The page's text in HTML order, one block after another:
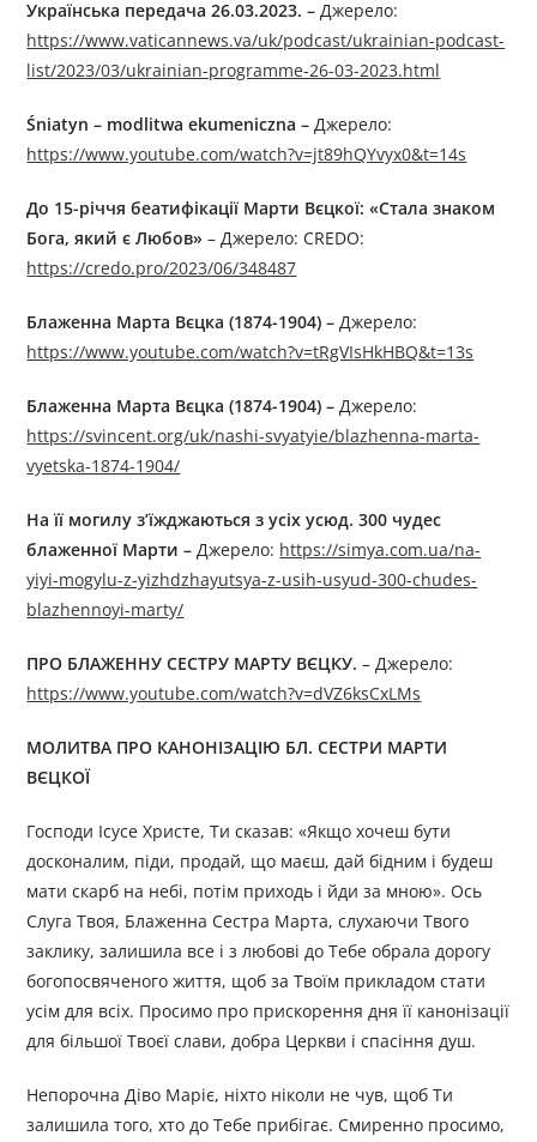
Українська передача 26.03.2023. – Джерелo:
https://www.vaticannews.va/uk/podcast/ukrainian-podcast-
list/2023/03/ukrainian-programme-26-03-2023.html
Śniatyn – modlitwa ekumeniczna –Джерелo:
https://www.youtube.com/watch?v=jt89hQYvyx0&t=14s
До 15-річчя беатифікації Марти Вєцкої: «Стала знаком
Бога, який є Любов» – Джерело: CREDO:
https://credo.pro/2023/06/348487
Блаженна Марта Вєцка (1874-1904) –Джерелo:
https://www.youtube.com/watch?v=tRgVIsHkHBQ&t=13s
Блаженна Марта Вєцка (1874-1904) –Джерелo:
https://svincent.org/uk/nashi-svyatyie/blazhenna-marta-
vyetska-1874-1904/
На її могилу з’їжджаються з усіх усюд. 300 чудес
блаженної Марти –Джерелo: https://simya.com.ua/na-
yiyi-mogylu-z-yizhdzhayutsya-z-usih-usyud-300-chudes-
blazhennoyi-marty/
ПРО БЛAЖEННУ СЕСТРУ МАРТУ ВЄЦКУ.– Джерелo:
https://www.youtube.com/watch?v=dVZ6ksCxLMs
МОЛИТВА ПРО КАНОНІЗАЦІЮ БЛ. СЕСТРИ МАРТИ
ВЄЦКОЇ
Господи Ісусе Христе, Ти сказав: «Якщо хочеш бути
досконалим, піди, продай, що маєш, дай бідним і будеш
мати скарб на небі, потім приходь і йди за мною». Ось
Слуга Твоя, Блаженна Сестра Марта, слухаючи Твого
заклику, залишила все і з любові до Тебе обрала дорогу
богопосвяченого життя, щоб за Твоїм прикладом стати
усім для всіх. Просимо про прискорення дня її канонізації
для більшої Твоєї слави, добра Церкви і спасіння душ.
Непорочна Діво Маріє, ніхто ніколи не чув, щоб Ти
залишила того, хто до Тебе прибігає. Смиренно просимо,